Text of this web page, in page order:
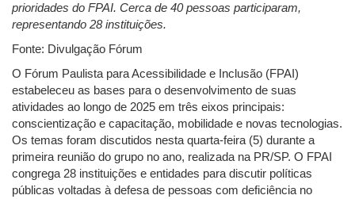
prioridades do FPAI. Cerca de 40 pessoas participaram,
representando 28 instituições.
Fonte: Divulgação Fórum
O Fórum Paulista para Acessibilidade e Inclusão (FPAI)
estabeleceu as bases para o desenvolvimento de suas
atividades ao longo de 2025 em três eixos principais:
conscientização e capacitação, mobilidade e novas tecnologias.
Os temas foram discutidos nesta quarta-feira (5) durante a
primeira reunião do grupo no ano, realizada na PR/SP. O FPAI
congrega 28 instituições e entidades para discutir políticas
públicas voltadas à defesa de pessoas com deficiência no